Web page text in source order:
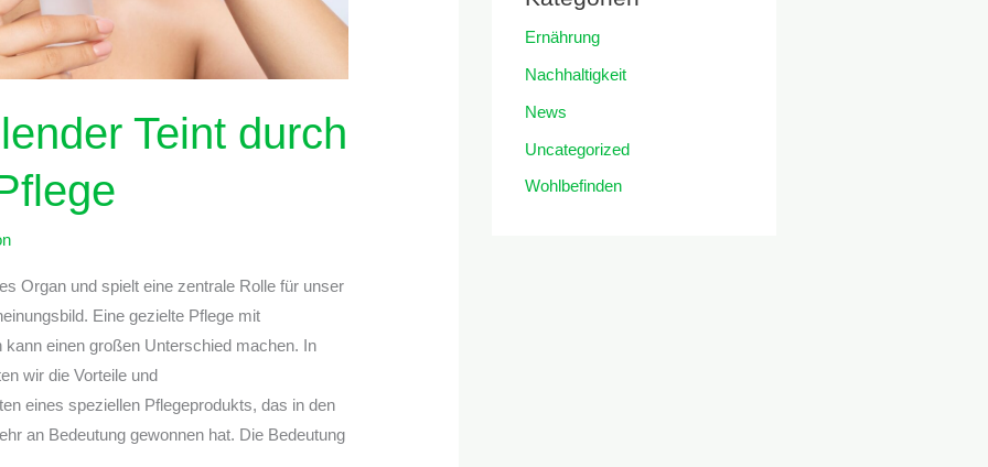
Teint durch
Organ und spielt eine zentrale Rolle für unser
Eine gezielte Pflege mit
kann einen großen Unterschied machen. In
wir die Vorteile und
eines speziellen Pflegeprodukts, das in den
an Bedeutung gewonnen hat. Die Bedeutung
Ernährung
Nachhaltigkeit
News
Uncategorized
Wohlbefinden